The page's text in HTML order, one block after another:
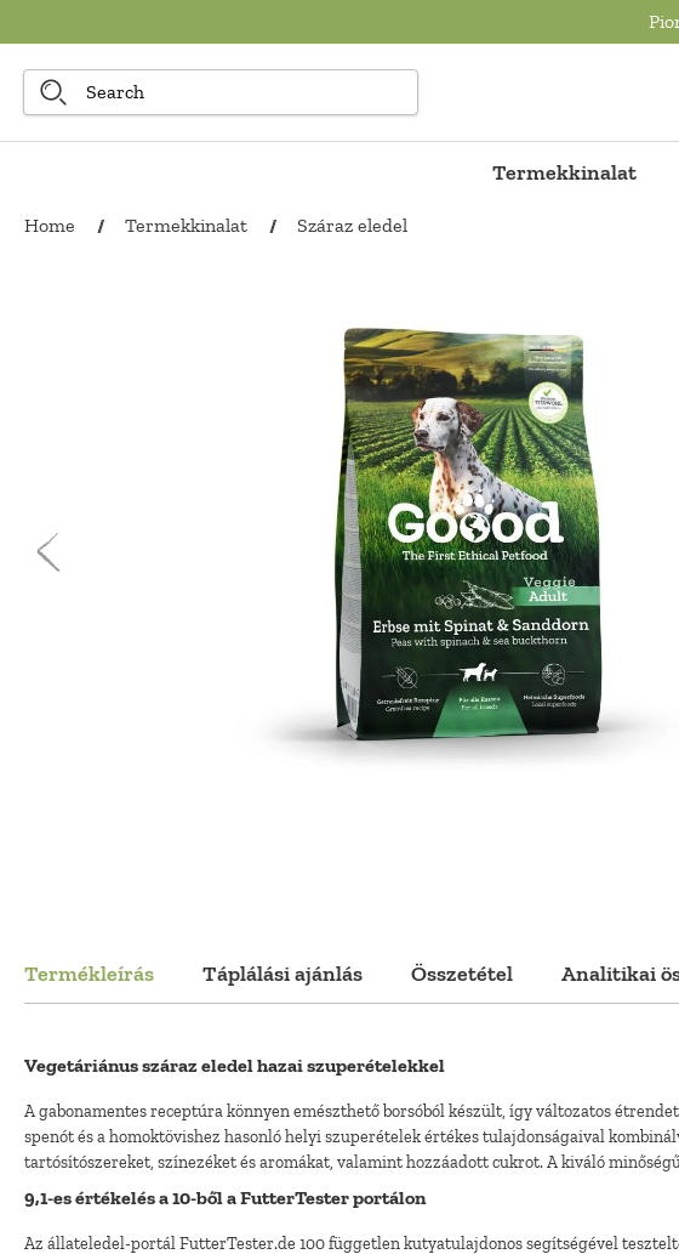
Termekkinalat
Home / Termekkinalat / Száraz eledel
Termékleírás Táplálási ajánlás Összetétel Analitikai
Vegetáriánus száraz eledel hazai szuperételekkel
A gabonamentes receptúra könnyen emészthető borsóból készült, így változatos
spenót és a homoktövishez hasonló helyi szuperételek értékes tulajdonságaival
tartósítószereket, színezéket és aromákat, valamint hozzáadott cukrot. A kiváló
9,1-es értékelés a 10-ből a FutterTester portálon
Az állateledel-portál FutterTester.de 100 független kutyatulajdonos segítségével